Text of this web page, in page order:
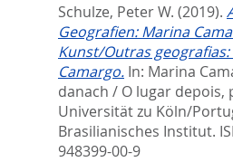
Schulze, Peter W. (2019).
Geografien: Marina
Kunst/Outras
Camargo. In: Marina
danach / O lugar depois,
Universität zu Köln/
Brasilianisches Institut.
948399-00-9